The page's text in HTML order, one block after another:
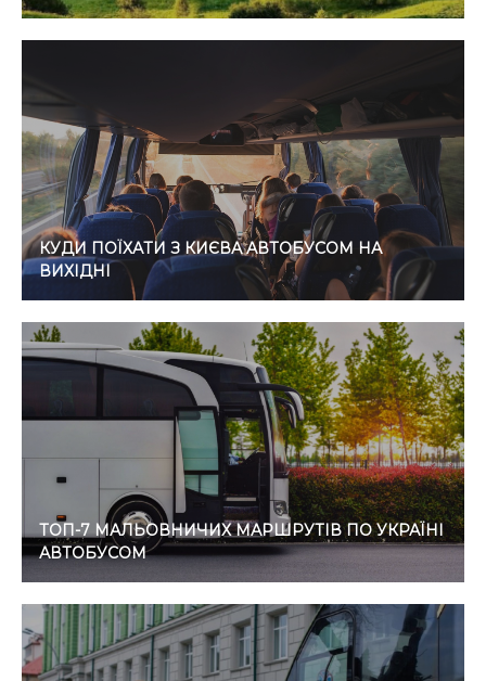
КУДИ ПОЇХАТИ З КИЄВА АВТОБУСОМ НА
ВИХІДНІ
ТОП-7 МАЛЬОВНИЧИХ МАРШРУТІВ ПО УКРАЇНІ
АВТОБУСОМ